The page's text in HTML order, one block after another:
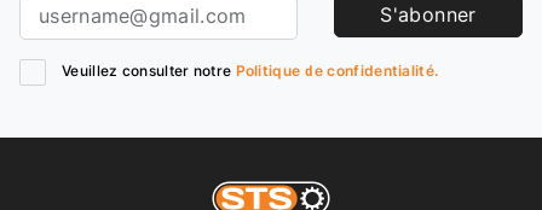
S'abonner
Veuillez consulter notre Politique de confidentialité.